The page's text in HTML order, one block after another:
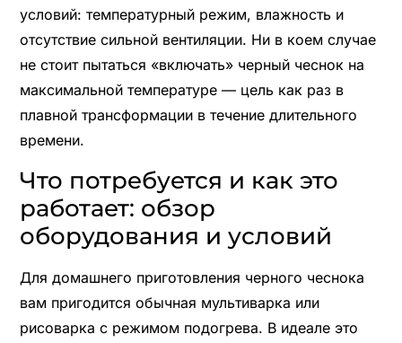
условий: температурный режим, влажность и
отсутствие сильной вентиляции. Ни в коем случае
не стоит пытаться «включать» черный чеснок на
максимальной температуре — цель как раз в
плавной трансформации в течение длительного
времени.
Что потребуется и как это
работает: обзор
оборудования и условий
Для домашнего приготовления черного чеснока
вам пригодится обычная мультиварка или
рисоварка с режимом подогрева. В идеале это